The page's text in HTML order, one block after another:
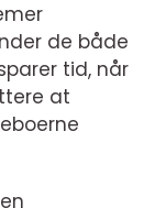
de både
tid, når
at